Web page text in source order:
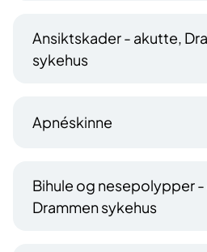
Ansiktskader - akutte,
sykehus
Apnéskinne
Bihule og nesepolypper
Drammen sykehus